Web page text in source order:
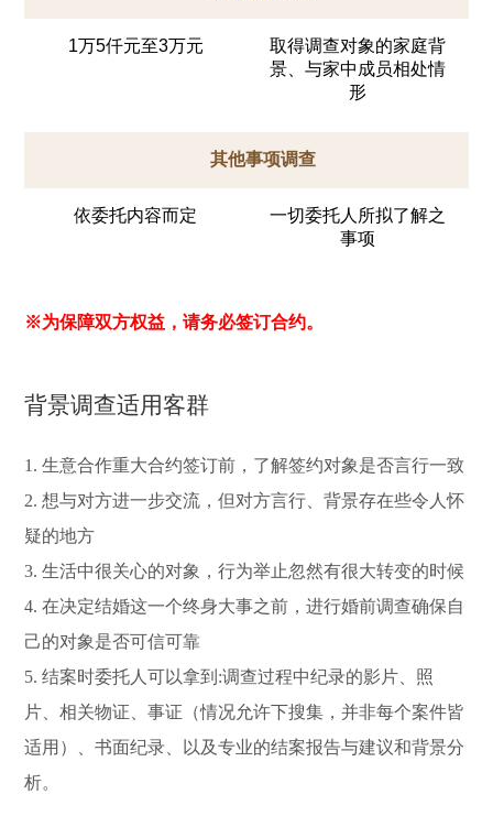
1万5仟元至3万元
取得调查对象的家庭背
景、与家中成员相处情
形
其他事项调查
依委托内容而定
一切委托人所拟了解之
事项
※为保障双方权益，请务必签订合约。
背景调查适用客群
1. 生意合作重大合约签订前，了解签约对象是否言行一致
2. 想与对方进一步交流，但对方言行、背景存在些令人怀
疑的地方
3. 生活中很关心的对象，行为举止忽然有很大转变的时候
4. 在决定结婚这一个终身大事之前，进行婚前调查确保自
己的对象是否可信可靠
5. 结案时委托人可以拿到:调查过程中纪录的影片、照
片、相关物证、事证（情况允许下搜集，并非每个案件皆
适用）、书面纪录、以及专业的结案报告与建议和背景分
析。